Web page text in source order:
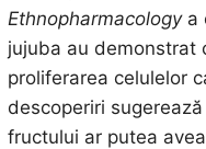
Ethnopharmacologya
jujuba au demonstrat
proliferarea celulelor
descoperiri
fructului ar putea